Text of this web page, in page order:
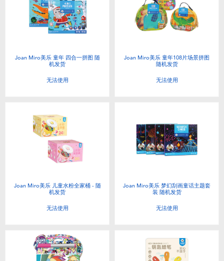
Joan Miro美乐 童年 四合一拼图 随
机发货
无法使用
Joan Miro美乐 童年108片场景拼图
随机发货
无法使用
Joan Miro美乐 儿童水粉全家桶 - 随
机发货
无法使用
Joan Miro美乐 梦幻刮画童话主题套
装 随机发货
无法使用